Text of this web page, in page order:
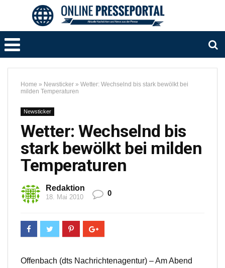
Home » Newsticker » Wetter: Wechselnd bis stark bewölkt bei
milden Temperaturen
Newsticker
Wetter: Wechselnd bis
stark bewölkt bei milden
Temperaturen
Redaktion
18. Mai 2010 0
Offenbach (dts Nachrichtenagentur) – Am Abend